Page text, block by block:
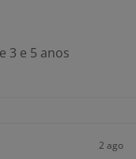
3 e 5 anos
2 ago